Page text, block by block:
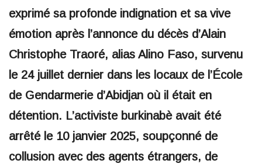
exprimé sa profonde indignation et sa vive
émotion après l’annonce du décès d’Alain
Christophe Traoré, alias Alino Faso, survenu
le 24 juillet dernier dans les locaux de l’École
de Gendarmerie d’Abidjan où il était en
détention. L’activiste burkinabè avait été
arrêté le 10 janvier 2025, soupçonné de
collusion avec des agents étrangers, de